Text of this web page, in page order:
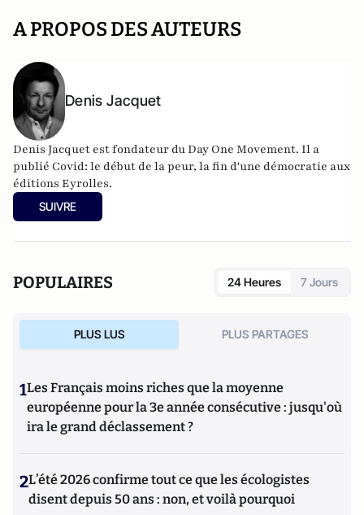
A PROPOS DES AUTEURS
Denis Jacquet
Denis Jacquet est fondateur du Day One Movement. Il a
publié Covid: le début de la peur, la fin d'une démocratie aux
éditions Eyrolles.
SUIVRE
POPULAIRES 24 Heures 7 Jours
PLUS LUS PLUS PARTAGES
1Les Français moins riches que la moyenne
européenne pour la 3e année consécutive : jusqu'où
ira le grand déclassement ?
2L’été 2026 confirme tout ce que les écologistes
disent depuis 50 ans : non, et voilà pourquoi